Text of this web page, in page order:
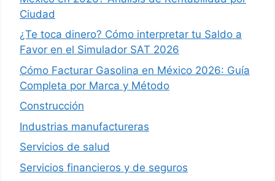
Ciudad
¿Te toca dinero? Cómo interpretar tu Saldo a
Favor en el Simulador SAT 2026
Cómo Facturar Gasolina en México 2026: Guía
Completa por Marca y Método
Construcción
Industrias manufactureras
Servicios de salud
Servicios financieros y de seguros